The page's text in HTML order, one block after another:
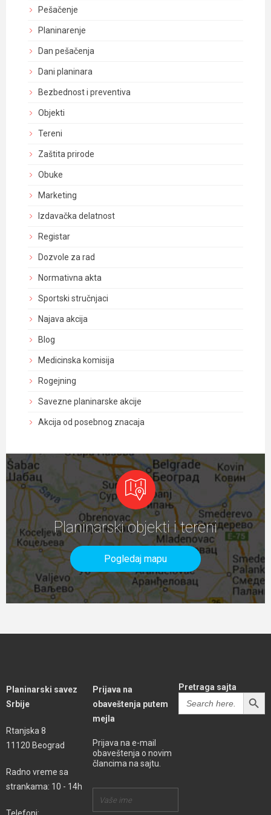
Pešačenje
Planinarenje
Dan pešačenja
Dani planinara
Bezbednost i preventiva
Objekti
Tereni
Zaštita prirode
Obuke
Marketing
Izdavačka delatnost
Registar
Dozvole za rad
Normativna akta
Sportski stručnjaci
Najava akcija
Blog
Medicinska komisija
Rogejning
Savezne planinarske akcije
Akcija od posebnog znacaja
Planinarski objekti i tereni
Pogledaj mapu
Planinarski savez
Srbije
Rtanjska 8
11120 Beograd
Radno vreme sa
strankama: 10 - 14h
Prijava na
obaveštenja putem
mejla
Prijava na e-mail
obaveštenja o novim
člancima na sajtu.
Pretraga sajta
Search
for:
SEARCH